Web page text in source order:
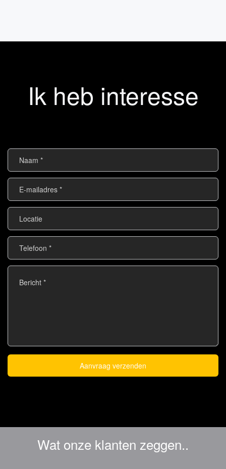
Ik heb interesse
Naam
E-
mailadres
*
Locatie
Telefoon
Bericht
Aanvraag verzenden
Wat onze klanten zeggen..